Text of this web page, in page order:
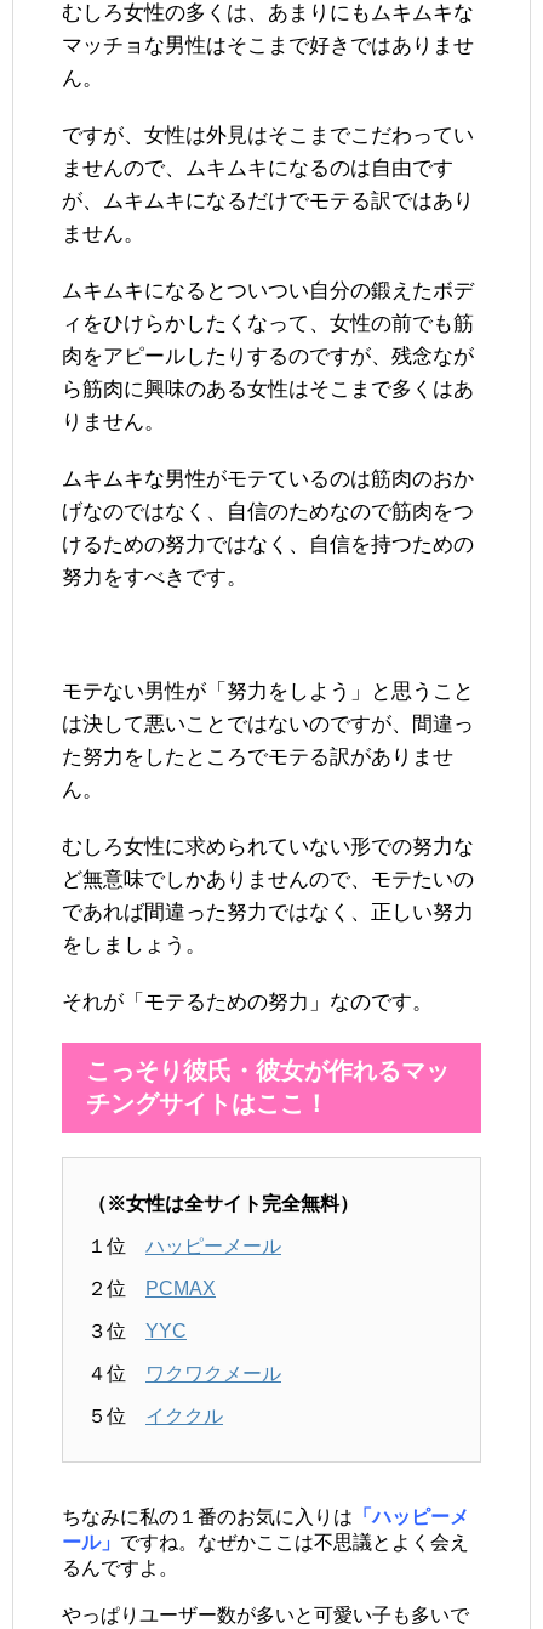
むしろ女性の多くは、あまりにもムキムキな
マッチョな男性はそこまで好きではありませ
ん。
ですが、女性は外見はそこまでこだわってい
ませんので、ムキムキになるのは自由です
が、ムキムキになるだけでモテる訳ではあり
ません。
ムキムキになるとついつい自分の鍛えたボデ
ィをひけらかしたくなって、女性の前でも筋
肉をアピールしたりするのですが、残念なが
ら筋肉に興味のある女性はそこまで多くはあ
りません。
ムキムキな男性がモテているのは筋肉のおか
げなのではなく、自信のためなので筋肉をつ
けるための努力ではなく、自信を持つための
努力をすべきです。
モテない男性が「努力をしよう」と思うこと
は決して悪いことではないのですが、間違っ
た努力をしたところでモテる訳がありませ
ん。
むしろ女性に求められていない形での努力な
ど無意味でしかありませんので、モテたいの
であれば間違った努力ではなく、正しい努力
をしましょう。
それが「モテるための努力」なのです。
こっそり彼氏・彼女が作れるマッ
チングサイトはここ！
（※女性は全サイト完全無料）
１位 ハッピーメール
２位 PCMAX
３位 YYC
４位 ワクワクメール
５位 イククル
ちなみに私の１番のお気に入りは 「ハッピーメ
ール」 ですね。なぜかここは不思議とよく会え
るんですよ。
やっぱりユーザー数が多いと可愛い子も多いで